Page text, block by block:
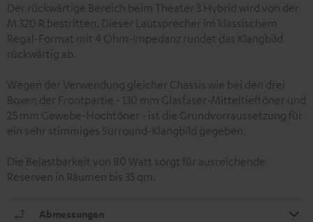
Der rückwärtige Bereich beim Theater 3 Hybrid wird von der
M 320 R bestritten. Dieser Lautsprecher im klassischem
Regal-Format mit 4 Ohm-Impedanz rundet das Klangbild
rückwärtig ab.
Wegen der Verwendung gleicher Chassis wie bei den drei
Boxen der Frontpartie - 130 mm Glasfaser-Mitteltieftöner und
25 mm Gewebe-Hochtöner - ist die Grundvorraussetzung für
ein sehr stimmiges Surround-Klangbild gegeben.
Die Belastbarkeit von 80 Watt sorgt für ausreichende
Reserven in Räumen bis 35 qm.
Abmessungen